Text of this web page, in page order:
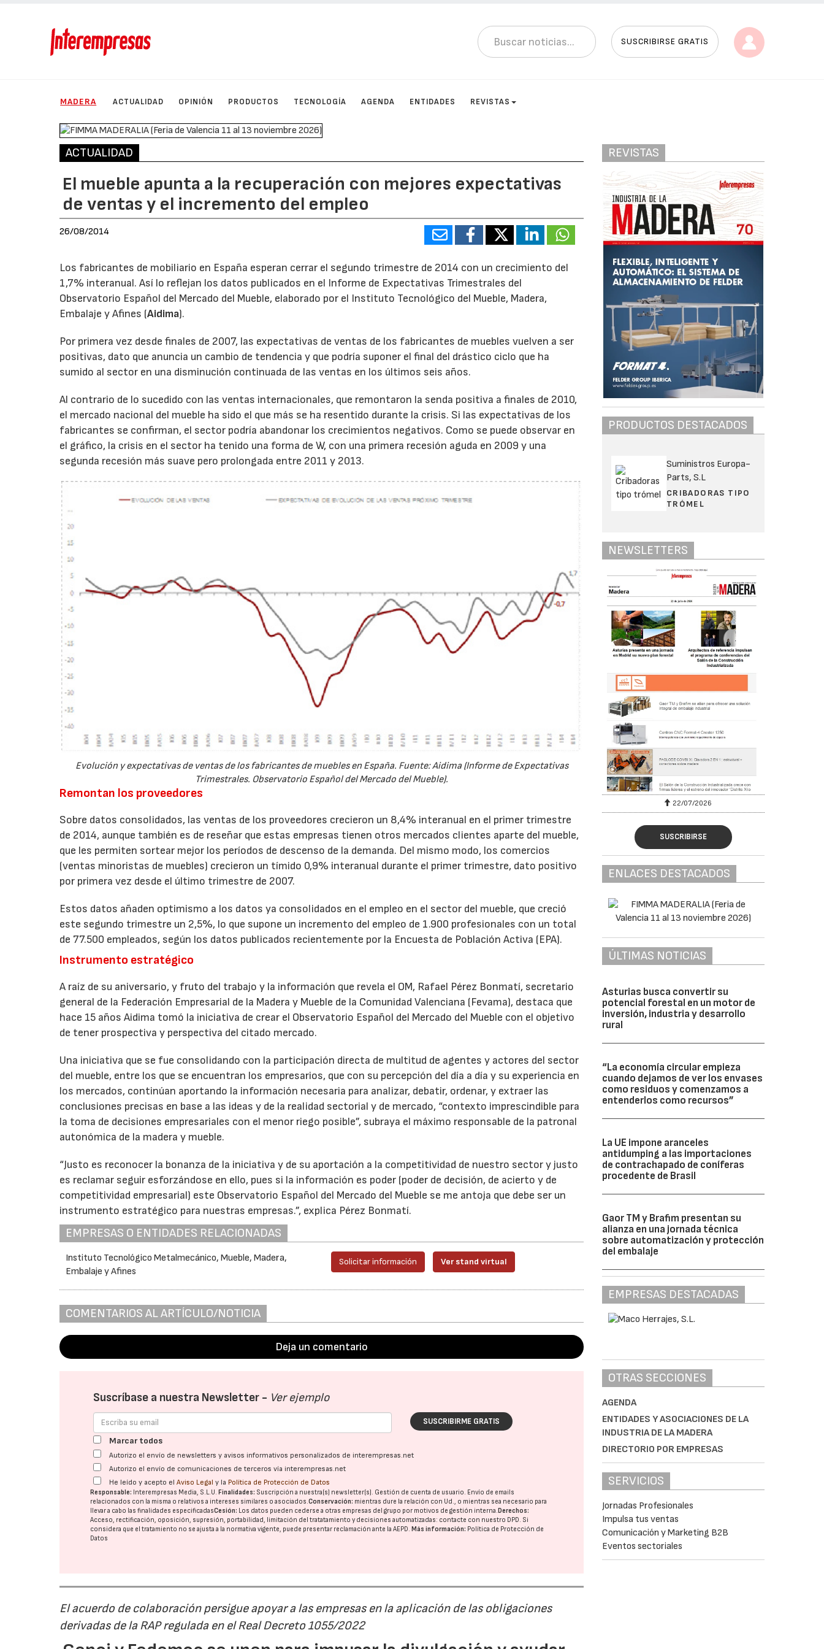
SUSCRIBIRSE GRATIS
MADERA ACTUALIDAD OPINIÓN PRODUCTOS TECNOLOGÍA AGENDA ENTIDADES REVISTAS
ACTUALIDAD
El mueble apunta a la recuperación con mejores expectativas
de ventas y el incremento del empleo
26/08/2014
Los fabricantes de mobiliario en España esperan cerrar el segundo trimestre de 2014 con un crecimiento del
1,7% interanual. Así lo reflejan los datos publicados en el Informe de Expectativas Trimestrales del
Observatorio Español del Mercado del Mueble, elaborado por el Instituto Tecnológico del Mueble, Madera,
Embalaje y Afines (Aidima).
Por primera vez desde finales de 2007, las expectativas de ventas de los fabricantes de muebles vuelven a ser
positivas, dato que anuncia un cambio de tendencia y que podría suponer el final del drástico ciclo que ha
sumido al sector en una disminución continuada de las ventas en los últimos seis años.
Al contrario de lo sucedido con las ventas internacionales, que remontaron la senda positiva a finales de 2010,
el mercado nacional del mueble ha sido el que más se ha resentido durante la crisis. Si las expectativas de los
fabricantes se confirman, el sector podría abandonar los crecimientos negativos. Como se puede observar en
el gráfico, la crisis en el sector ha tenido una forma de W, con una primera recesión aguda en 2009 y una
segunda recesión más suave pero prolongada entre 2011 y 2013.
Evolución y expectativas de ventas de los fabricantes de muebles en España. Fuente: Aidima (Informe de Expectativas
Trimestrales. Observatorio Español del Mercado del Mueble).
Remontan los proveedores
Sobre datos consolidados, las ventas de los proveedores crecieron un 8,4% interanual en el primer trimestre
de 2014, aunque también es de reseñar que estas empresas tienen otros mercados clientes aparte del mueble,
que les permiten sortear mejor los períodos de descenso de la demanda. Del mismo modo, los comercios
(ventas minoristas de muebles) crecieron un tímido 0,9% interanual durante el primer trimestre, dato positivo
por primera vez desde el último trimestre de 2007.
Estos datos añaden optimismo a los datos ya consolidados en el empleo en el sector del mueble, que creció
este segundo trimestre un 2,5%, lo que supone un incremento del empleo de 1.900 profesionales con un total
de 77.500 empleados, según los datos publicados recientemente por la Encuesta de Población Activa (EPA).
Instrumento estratégico
A raíz de su aniversario, y fruto del trabajo y la información que revela el OM, Rafael Pérez Bonmatí, secretario
general de la Federación Empresarial de la Madera y Mueble de la Comunidad Valenciana (Fevama), destaca que
hace 15 años Aidima tomó la iniciativa de crear el Observatorio Español del Mercado del Mueble con el objetivo
de tener prospectiva y perspectiva del citado mercado.
Una iniciativa que se fue consolidando con la participación directa de multitud de agentes y actores del sector
del mueble, entre los que se encuentran los empresarios, que con su percepción del día a día y su experiencia en
los mercados, continúan aportando la información necesaria para analizar, debatir, ordenar, y extraer las
conclusiones precisas en base a las ideas y de la realidad sectorial y de mercado, “contexto imprescindible para
la toma de decisiones empresariales con el menor riego posible”, subraya el máximo responsable de la patronal
autonómica de la madera y mueble.
“Justo es reconocer la bonanza de la iniciativa y de su aportación a la competitividad de nuestro sector y justo
es reclamar seguir esforzándose en ello, pues si la información es poder (poder de decisión, de acierto y de
competitividad empresarial) este Observatorio Español del Mercado del Mueble se me antoja que debe ser un
instrumento estratégico para nuestras empresas.”, explica Pérez Bonmatí.
EMPRESAS O ENTIDADES RELACIONADAS
Instituto Tecnológico Metalmecánico, Mueble, Madera,
Embalaje y Afines
Solicitar información Ver stand virtual
COMENTARIOS AL ARTÍCULO/NOTICIA
Deja un comentario
Suscríbase a nuestra Newsletter - Ver ejemplo
SUSCRIBIRME GRATIS
Marcar todos
Autorizo el envío de newsletters y avisos informativos personalizados de interempresas.net
Autorizo el envío de comunicaciones de terceros vía interempresas.net
He leído y acepto elAviso Legal y la Política de Protección de Datos
Responsable: Interempresas Media, S.L.U.Finalidades: Suscripción a nuestra(s) newsletter(s). Gestión de cuenta de usuario. Envío de emails
relacionados con la misma o relativos a intereses similares o asociados.Conservación: mientras dure la relación con Ud., o mientras sea necesario para
llevar a cabo las finalidades especificadasCesión: Los datos pueden cederse a otras empresas del grupo por motivos de gestión interna.Derechos:
Acceso, rectificación, oposición, supresión, portabilidad, limitación del tratatamiento y decisiones automatizadas: contacte con nuestro DPD . Si
considera que el tratamiento no se ajusta a la normativa vigente, puede presentar reclamación ante laAEPD .Más información: Política de Protección de
Datos
El acuerdo de colaboración persigue apoyar a las empresas en la aplicación de las obligaciones
derivadas de la RAP regulada en el Real Decreto 1055/2022
REVISTAS
PRODUCTOS DESTACADOS
Suministros Europa-
Parts, S.L
CRIBADORAS TIPO
TRÓMEL
NEWSLETTERS
22/07/2026
SUSCRIBIRSE
ENLACES DESTACADOS
ÚLTIMAS NOTICIAS
Asturias busca convertir su
potencial forestal en un motor de
inversión, industria y desarrollo
rural
“La economía circular empieza
cuando dejamos de ver los envases
como residuos y comenzamos a
entenderlos como recursos”
La UE impone aranceles
antidumping a las importaciones
de contrachapado de coníferas
procedente de Brasil
Gaor TM y Brafim presentan su
alianza en una jornada técnica
sobre automatización y protección
del embalaje
EMPRESAS DESTACADAS
OTRAS SECCIONES
AGENDA
ENTIDADES Y ASOCIACIONES DE LA
INDUSTRIA DE LA MADERA
DIRECTORIO POR EMPRESAS
SERVICIOS
Jornadas Profesionales
Impulsa tus ventas
Comunicación y Marketing B2B
Eventos sectoriales